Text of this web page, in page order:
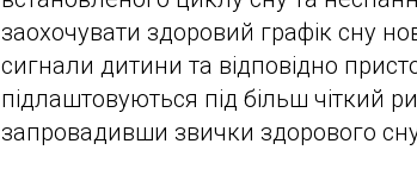
заохочувати здоровий графік сну
сигнали дитини та відповідно
підлаштовуються під більш чіткий
запровадивши звички здорового